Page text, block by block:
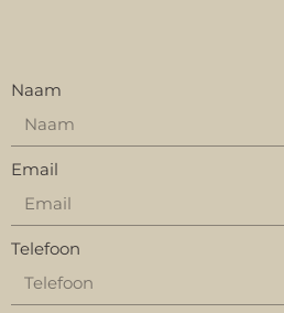
Naam
Email
Telefoon